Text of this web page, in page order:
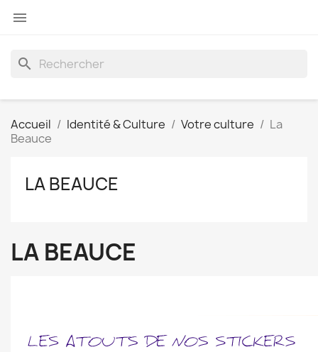

search
Accueil Identité & Culture Votre culture
La
Beauce
LA BEAUCE
LA BEAUCE